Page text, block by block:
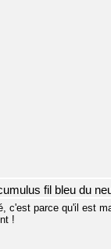
fil bleu du
c'est parce qu'il est
!